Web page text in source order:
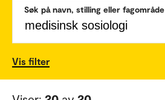
Søk på navn, stilling eller fagområde
Vis filter